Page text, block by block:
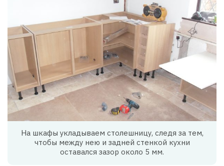
На шкафы укладываем столешницу, следя за тем,
чтобы между нею и задней стенкой кухни
оставался зазор около 5 мм.